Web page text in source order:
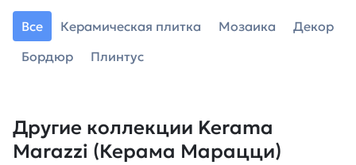
Все Керамическая плитка Мозаика
Декор
Бордюр
Плинтус
Другие коллекции Kerama
Marazzi (Керама Марацци)